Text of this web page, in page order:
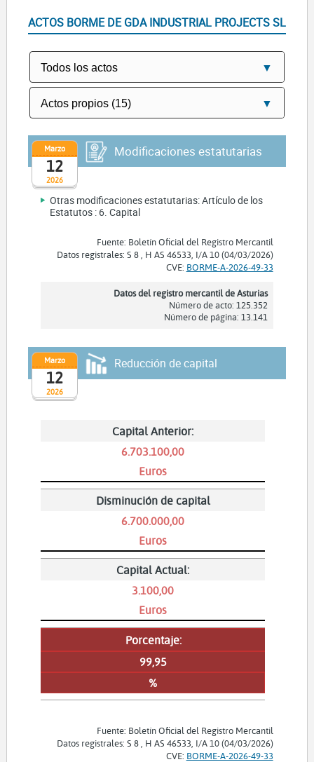
ACTOS BORME DE GDA INDUSTRIAL PROJECTS SL
2026
Marzo
12
Modificaciones estatutarias
Otras modificaciones estatutarias: Artículo de los
Estatutos : 6. Capital
Fuente: Boletín Oficial del Registro Mercantil
Datos registrales: S 8 , H AS 46533, I/A 10 (04/03/2026)
CVE: BORME-A-2026-49-33
Datos del registro mercantil de Asturias
Número de acto: 125.352
Número de página: 13.141
2026
Marzo
12
Reducción de capital
Capital Anterior:
6.703.100,00
Euros
Disminución de capital
6.700.000,00
Euros
Capital Actual:
3.100,00
Euros
Porcentaje:
99,95
%
Fuente: Boletín Oficial del Registro Mercantil
Datos registrales: S 8 , H AS 46533, I/A 10 (04/03/2026)
CVE: BORME-A-2026-49-33